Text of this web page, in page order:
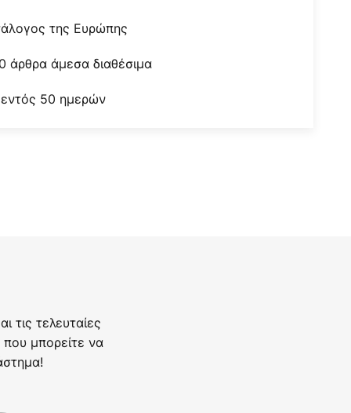
της Ευρώπης
άμεσα διαθέσιμα
50 ημερών
τις τελευταίες
μπορείτε να